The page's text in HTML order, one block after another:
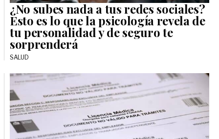
¿No subes nada a tus redes sociales?
Esto es lo que la psicología revela de
tu personalidad y de seguro te
sorprenderá
SALUD